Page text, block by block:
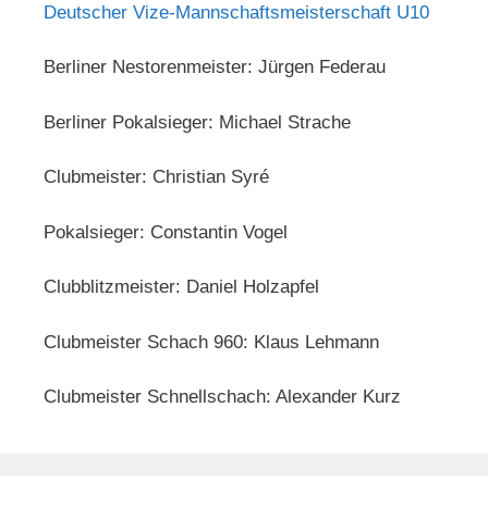
Deutscher Vize-Mannschaftsmeisterschaft U10
Berliner Nestorenmeister: Jürgen Federau
Berliner Pokalsieger: Michael Strache
Clubmeister: Christian Syré
Pokalsieger: Constantin Vogel
Clubblitzmeister: Daniel Holzapfel
Clubmeister Schach 960: Klaus Lehmann
Clubmeister Schnellschach: Alexander Kurz